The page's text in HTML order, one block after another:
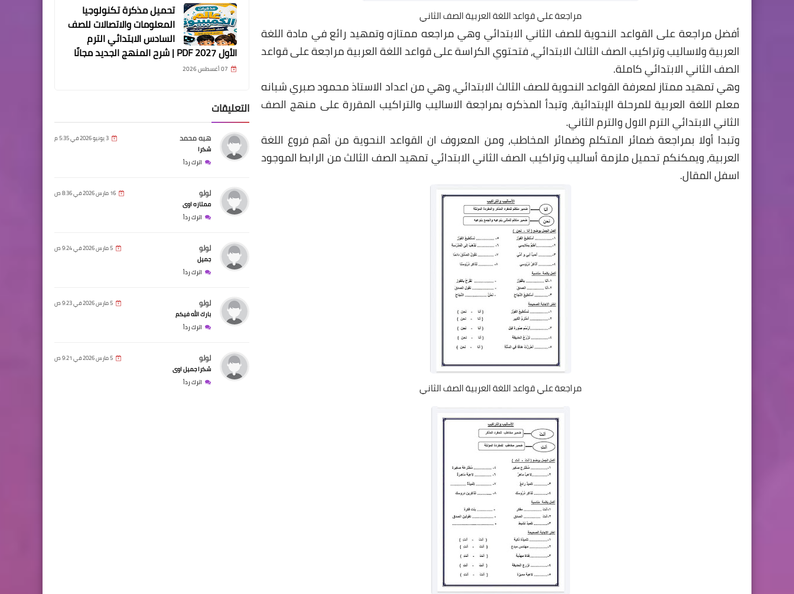
مراجعة علي قواعد اللغة العربية الصف الثاني
أفضل مراجعة على القواعد النحوية للصف الثاني الابتدائي وهي مراجعه ممتازه وتمهيد رائع في مادة اللغة
العربية ولاساليب وتراكيب الصف الثالث الابتدائي، فتحتوي الكراسة على قواعد اللغة العربية مراجعة على قواعد
الصف الثاني الابتدائي كاملة.
وهي تمهيد ممتاز لمعرفة القواعد النحوية للصف الثالث الابتدائي، وهي من اعداد الاستاذ محمود صبري شبانه
معلم اللغة العربية للمرحلة الإبتدائية، وتبدأ المذكره بمراجعة الاساليب والتراكيب المقررة على منهج الصف
الثاني الابتدائي الترم الاول والترم الثاني.
وتبدا أولا بمراجعة ضمائر المتكلم وضمائر المخاطب، ومن المعروف ان القواعد النحوية من أهم فروع اللغة
العربية، ويمكنكم تحميل ملزمة أساليب وتراكيب الصف الثاني الابتدائي تمهيد الصف الثالث من الرابط الموجود
اسفل المقال.
مراجعة علي قواعد اللغة العربية الصف الثاني
تحميل مذكرة تكنولوجيا
المعلومات والاتصالات للصف
السادس الابتدائي الترم
الأول 2027 PDF | شرح المنهج الجديد مجانًا
07 أغسطس 2026
التعليقات
هبه محمد 3 يونيو 2026 في 5:35 م
شكرا
اترك رداً
لولو 16 مارس 2026 في 8:36 ص
ممتازه اوى
اترك رداً
لولو 5 مارس 2026 في 9:24 ص
جميل
اترك رداً
لولو 5 مارس 2026 في 9:23 ص
بارك الله فيكم
اترك رداً
لولو 5 مارس 2026 في 9:21 ص
شكرا جميل اوى
اترك رداً